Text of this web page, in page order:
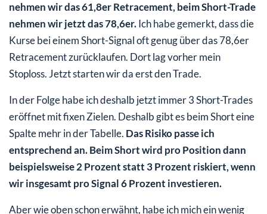
nehmen wir das 61,8er Retracement, beim Short-Trade
nehmen wir jetzt das 78,6er.Ich habe gemerkt, dass die
Kurse bei einem Short-Signal oft genug über das 78,6er
Retracement zurücklaufen. Dort lag vorher mein
Stoploss. Jetzt starten wir da erst den Trade.
In der Folge habe ich deshalb jetzt immer 3 Short-Trades
eröffnet mit fixen Zielen. Deshalb gibt es beim Short eine
Spalte mehr in der Tabelle. Das Risiko passe ich
entsprechend an. Beim Short wird pro Position dann
beispielsweise 2 Prozent statt 3 Prozent riskiert, wenn
wir insgesamt pro Signal 6 Prozent investieren.
Aber wie oben schon erwähnt, habe ich mich ein wenig